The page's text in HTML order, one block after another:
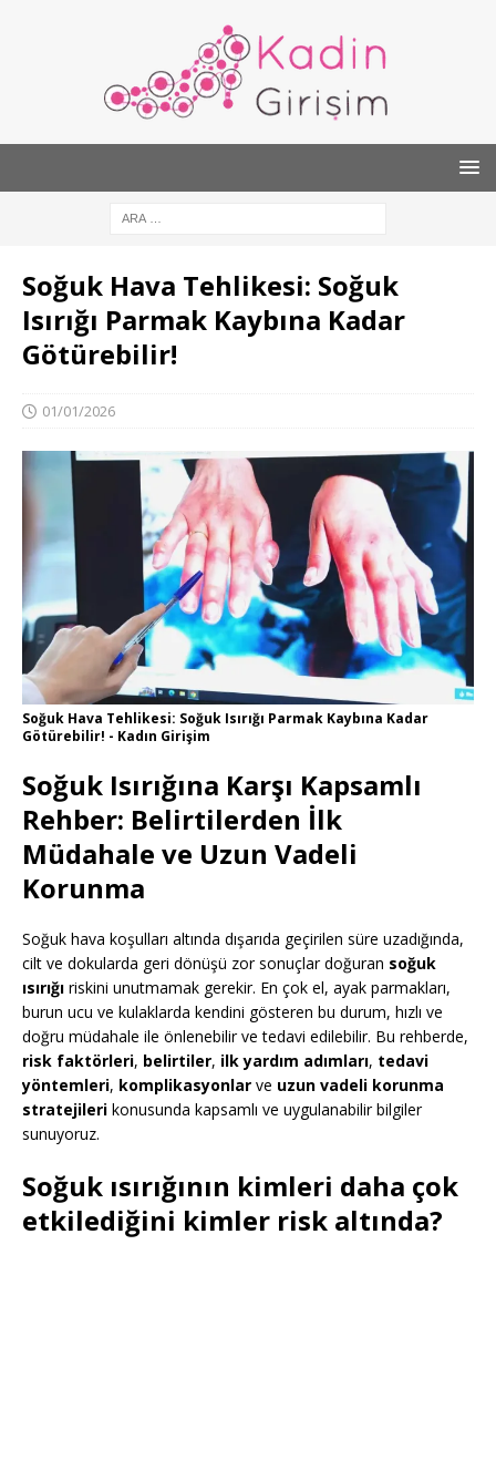
Soğuk Hava Tehlikesi: Soğuk
Isırığı Parmak Kaybına Kadar
Götürebilir!
01/01/2026
Soğuk Hava Tehlikesi: Soğuk Isırığı Parmak Kaybına Kadar
Götürebilir! - Kadın Girişim
Soğuk Isırığına Karşı Kapsamlı
Rehber: Belirtilerden İlk
Müdahale ve Uzun Vadeli
Korunma
Soğuk hava koşulları altında dışarıda geçirilen süre uzadığında,
cilt ve dokularda geri dönüşü zor sonuçlar doğuran soğuk
ısırığı riskini unutmamak gerekir. En çok el, ayak parmakları,
burun ucu ve kulaklarda kendini gösteren bu durum, hızlı ve
doğru müdahale ile önlenebilir ve tedavi edilebilir. Bu rehberde,
risk faktörleri, belirtiler, ilk yardım adımları, tedavi
yöntemleri, komplikasyonlar ve uzun vadeli korunma
stratejileri konusunda kapsamlı ve uygulanabilir bilgiler
sunuyoruz.
Soğuk ısırığının kimleri daha çok
etkilediğini kimler risk altında?